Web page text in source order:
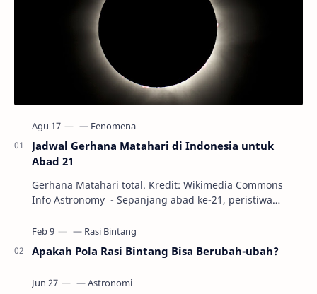
Jadwal Gerhana Matahari di Indonesia untuk
Abad 21
Gerhana Matahari total. Kredit: Wikimedia Commons
Info Astronomy - Sepanjang abad ke-21, peristiwa
Apakah Pola Rasi Bintang Bisa Berubah-ubah?